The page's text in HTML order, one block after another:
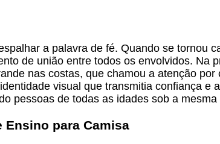
a palavra de fé. Quando se tornou
de união entre todos os envolvidos. Na
nas costas, que chamou a atenção
visual que transmitia confiança e
pessoas de todas as idades sob a mesma
Ensino para Camisa